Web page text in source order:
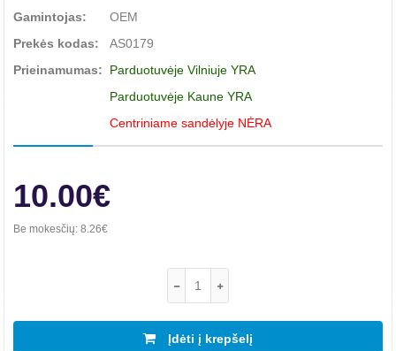
Gamintojas:
OEM
Prekės kodas:
AS0179
Prieinamumas:
Parduotuvėje Vilniuje YRA
Parduotuvėje Kaune YRA
Centriniame sandėlyje NĖRA
10.00€
Be mokesčių: 8.26€
Įdėti į krepšelį